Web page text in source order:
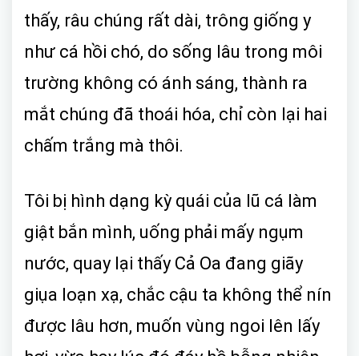
thấy, râu chúng rất dài, trông giống y
như cá hồi chó, do sống lâu trong môi
trường không có ánh sáng, thành ra
mắt chúng đã thoái hóa, chỉ còn lại hai
chấm trắng mà thôi.
Tôi bị hình dạng kỳ quái của lũ cá làm
giật bắn mình, uống phải mấy ngụm
nước, quay lại thấy Cả Oa đang giãy
giụa loạn xạ, chắc cậu ta không thể nín
được lâu hơn, muốn vùng ngoi lên lấy